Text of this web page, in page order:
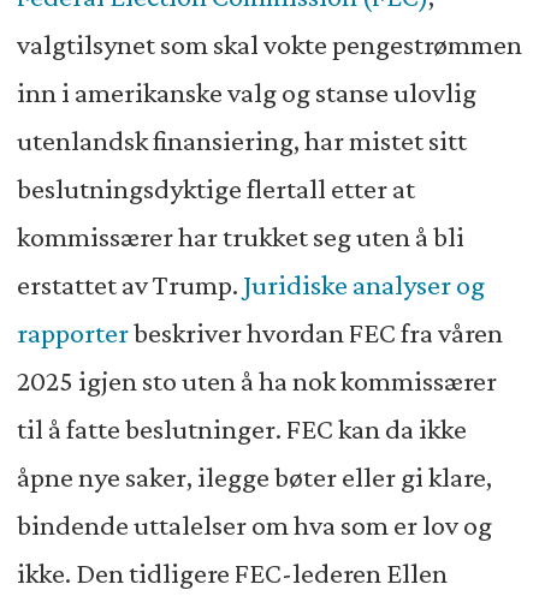
valgtilsynet som skal vokte pengestrømmen
inn i amerikanske valg og stanse ulovlig
utenlandsk finansiering, har mistet sitt
beslutningsdyktige flertall etter at
kommissærer har trukket seg uten å bli
erstattet av Trump. Juridiske analyser og
rapporterbeskriver hvordan FEC fra våren
2025 igjen sto uten å ha nok kommissærer
til å fatte beslutninger. FEC kan da ikke
åpne nye saker, ilegge bøter eller gi klare,
bindende uttalelser om hva som er lov og
ikke. Den tidligere FEC-lederen Ellen